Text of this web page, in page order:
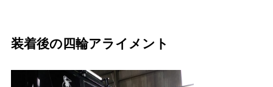
装着後の四輪アライメント